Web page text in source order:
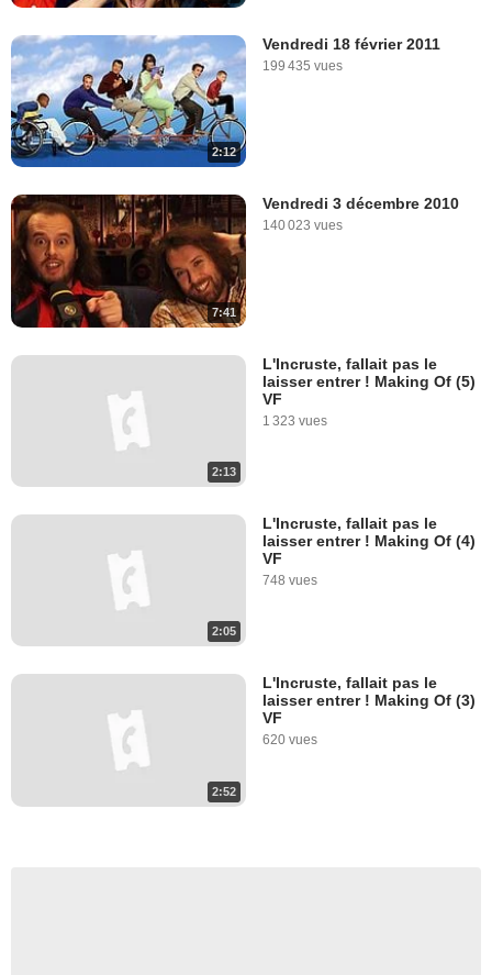
2:12
Vendredi 18 février 2011
199 435 vues
7:41
Vendredi 3 décembre 2010
140 023 vues
2:13
L'Incruste, fallait pas le
laisser entrer ! Making Of (5)
VF
1 323 vues
2:05
L'Incruste, fallait pas le
laisser entrer ! Making Of (4)
VF
748 vues
2:52
L'Incruste, fallait pas le
laisser entrer ! Making Of (3)
VF
620 vues